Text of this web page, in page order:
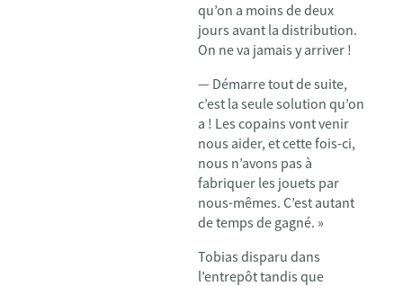
qu’on a moins de deux
jours avant la distribution.
On ne va jamais y arriver !
— Démarre tout de suite,
c’est la seule solution qu’on
a ! Les copains vont venir
nous aider, et cette fois-ci,
nous n’avons pas à
fabriquer les jouets par
nous-mêmes. C’est autant
de temps de gagné. »
Tobias disparu dans
l’entrepôt tandis que